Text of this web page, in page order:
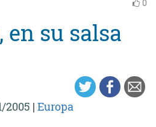
0
su salsa
2005 | Europa